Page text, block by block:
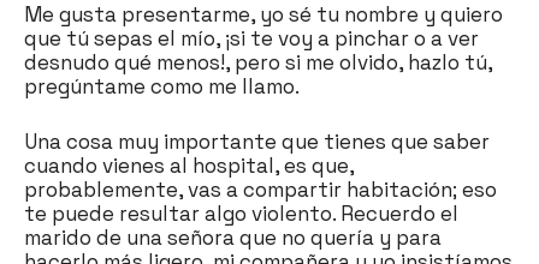
Me gusta presentarme, yo sé tu nombre y quiero
que tú sepas el mío, ¡si te voy a pinchar o a ver
desnudo qué menos!, pero si me olvido, hazlo tú,
pregúntame como me llamo.
Una cosa muy importante que tienes que saber
cuando vienes al hospital, es que,
probablemente, vas a compartir habitación; eso
te puede resultar algo violento. Recuerdo el
marido de una señora que no quería y para